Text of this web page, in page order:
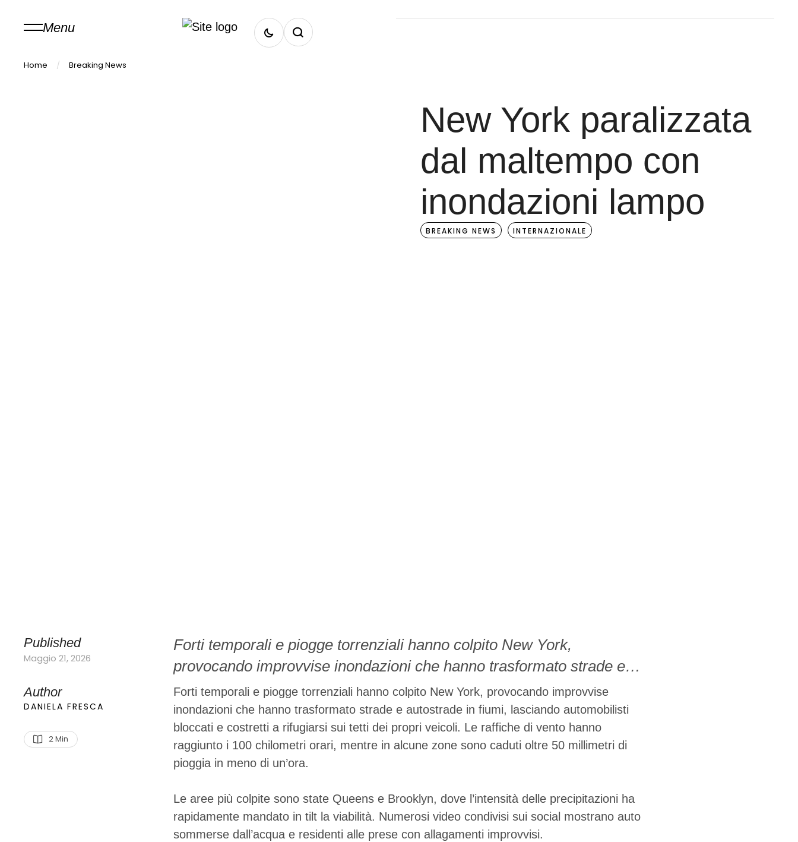
Menu
Home / Breaking News
New York paralizzata
dal maltempo con
inondazioni lampo
BREAKING NEWS INTERNAZIONALE
Published
Maggio 21, 2026
Author
DANIELA FRESCA
2 Min
Forti temporali e piogge torrenziali hanno colpito New York,
provocando improvvise inondazioni che hanno trasformato strade e
autostrade in fiumi, lasciando automobilisti bloccati e costretti a
rifugiarsi sui tetti dei propri veicoli. Le raffiche di vento hanno raggiunto
i 100 chilometri orari, mentre in alcune zone sono caduti oltre 50
millimetri di pioggia in meno …
Forti temporali e piogge torrenziali hanno colpito New York, provocando improvvise
inondazioni che hanno trasformato strade e autostrade in fiumi, lasciando automobilisti
bloccati e costretti a rifugiarsi sui tetti dei propri veicoli. Le raffiche di vento hanno
raggiunto i 100 chilometri orari, mentre in alcune zone sono caduti oltre 50 millimetri di
pioggia in meno di un’ora.
Le aree più colpite sono state Queens e Brooklyn, dove l’intensità delle precipitazioni ha
rapidamente mandato in tilt la viabilità. Numerosi video condivisi sui social mostrano auto
sommerse dall’acqua e residenti alle prese con allagamenti improvvisi.